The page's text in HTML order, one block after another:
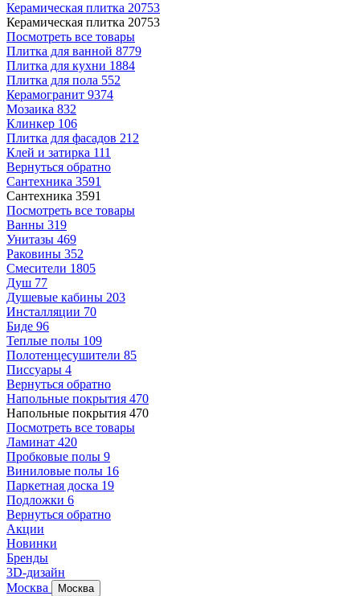
Керамическая плитка 20753
Керамическая плитка 20753
Посмотреть все товары
Плитка для ванной 8779
Плитка для кухни 1884
Плитка для пола 552
Керамогранит 9374
Мозаика 832
Клинкер 106
Плитка для фасадов 212
Клей и затирка 111
Вернуться обратно
Сантехника 3591
Сантехника 3591
Посмотреть все товары
Ванны 319
Унитазы 469
Раковины 352
Смесители 1805
Душ 77
Душевые кабины 203
Инсталляции 70
Биде 96
Теплые полы 109
Полотенцесушители 85
Писсуары 4
Вернуться обратно
Напольные покрытия 470
Напольные покрытия 470
Посмотреть все товары
Ламинат 420
Пробковые полы 9
Виниловые полы 16
Паркетная доска 19
Подложки 6
Вернуться обратно
Акции
Новинки
Бренды
3D-дизайн
Москва
Москва